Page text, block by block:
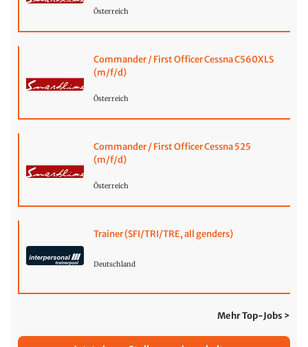
Österreich
Commander / First Officer Cessna C560XLS
(m/f/d)
Österreich
Commander / First Officer Cessna 525
(m/f/d)
Österreich
Trainer (SFI/TRI/TRE, all genders)
Deutschland
Mehr Top-Jobs >